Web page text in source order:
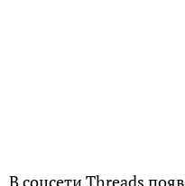
В соцсети Threads